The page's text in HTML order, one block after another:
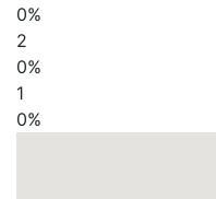
0%
2
0%
1
0%